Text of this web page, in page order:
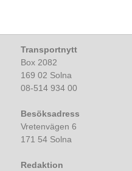
Transportnytt
Box 2082
169 02 Solna
08-514 934 00
Besöksadress
Vretenvägen 6
171 54 Solna
Redaktion